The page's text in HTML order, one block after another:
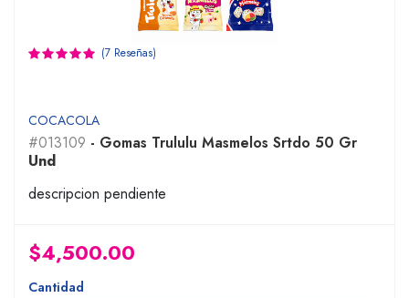
(7 Reseñas)
COCACOLA
#013109 - Gomas Trululu Masmelos Srtdo 50 Gr
Und
descripcion pendiente
$4,500.00
Cantidad